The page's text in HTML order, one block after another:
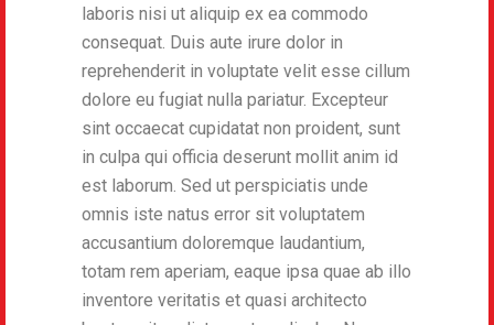
laboris nisi ut aliquip ex ea commodo
consequat. Duis aute irure dolor in
reprehenderit in voluptate velit esse cillum
dolore eu fugiat nulla pariatur. Excepteur
sint occaecat cupidatat non proident, sunt
in culpa qui officia deserunt mollit anim id
est laborum. Sed ut perspiciatis unde
omnis iste natus error sit voluptatem
accusantium doloremque laudantium,
totam rem aperiam, eaque ipsa quae ab illo
inventore veritatis et quasi architecto